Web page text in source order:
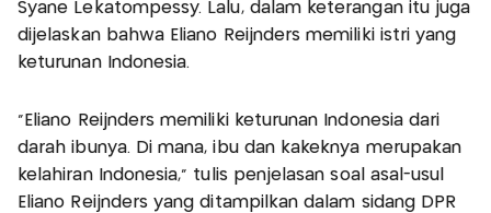
Syane Lekatompessy. Lalu, dalam keterangan itu juga
dijelaskan bahwa Eliano Reijnders memiliki istri yang
keturunan Indonesia.
“Eliano Reijnders memiliki keturunan Indonesia dari
darah ibunya. Di mana, ibu dan kakeknya merupakan
kelahiran Indonesia,” tulis penjelasan soal asal-usul
Eliano Reijnders yang ditampilkan dalam sidang DPR